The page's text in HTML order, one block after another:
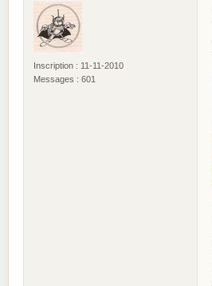
Inscription : 11-11-2010
Messages : 601